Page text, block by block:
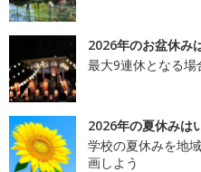
2026年のお盆休み
最大9連休となる場
2026年の夏休みは
学校の夏休みを地
画しよう